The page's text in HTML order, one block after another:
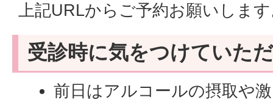
上記URLからご予約お願いしま
受診時に気をつけていた
前日はアルコールの摂取や